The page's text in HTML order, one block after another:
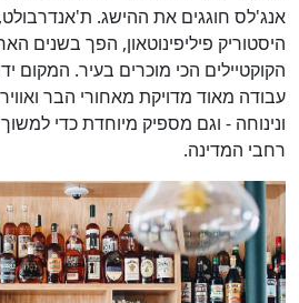
אנג'לס חוגגים את ההישג.
היסטוריק פיליפינוטאון, הפך בשנים
הקוקטיילים הכי מוכרים בעיר. המקום
עבודה מאוד מדויקת מאחורי הבר
ונינוחה - וגם מספיק מיוחדת כדי
רחבי המדינה.